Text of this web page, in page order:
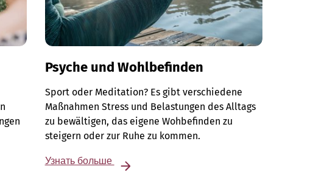
Psyche und Wohlbefinden
Sport oder Meditation? Es gibt verschiedene
Maßnahmen Stress und Belastungen des Alltags
zu bewältigen, das eigene Wohbefinden zu
steigern oder zur Ruhe zu kommen.
Узнать больше